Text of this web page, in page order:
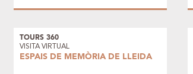
TOURS 360
VISITA VIRTUAL
ESPAIS DE MEMÒRIA DE LLEIDA